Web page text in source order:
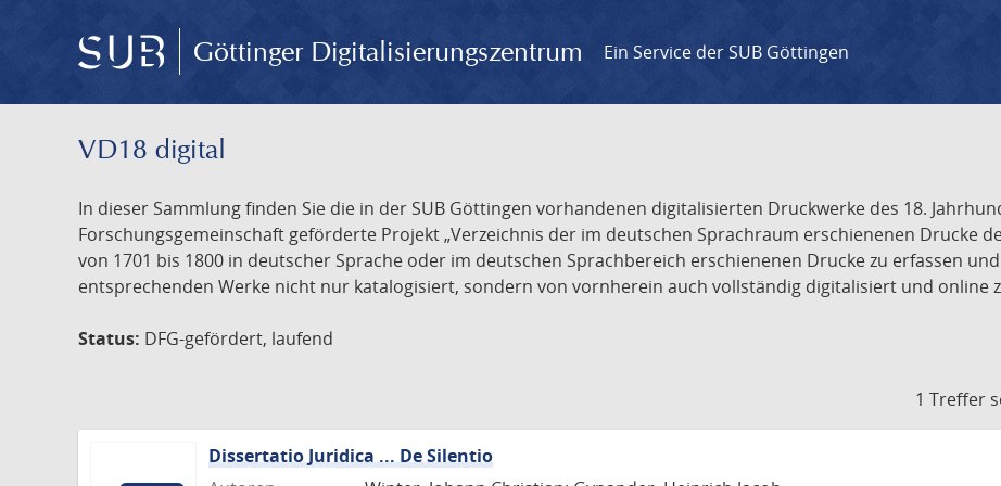
Göttinger Digitalisierungszentrum Ein Service der SUB Göttingen
VD18 digital
In dieser Sammlung finden Sie die in der SUB Göttingen vorhandenen digitalisierten Druckwerke des 18.
Forschungsgemeinschaft geförderte Projekt „Verzeichnis der im deutschen Sprachraum erschienenen Drucke
von 1701 bis 1800 in deutscher Sprache oder im deutschen Sprachbereich erschienenen Drucke zu erfassen
entsprechenden Werke nicht nur katalogisiert, sondern von vornherein auch vollständig digitalisiert und online
Status: DFG-gefördert, laufend
1 Treffer
Dissertatio Juridica ... De Silentio